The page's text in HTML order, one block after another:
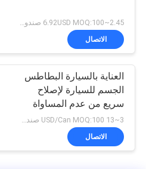
2.45~6.92USD MOQ:100 صندوق
الاتصال
العناية بالسيارة البطاطس
الجسم للسيارة لإصلاح
سريع من عدم المساواة
3~13 USD/Can MOQ:100 صندوق
الاتصال